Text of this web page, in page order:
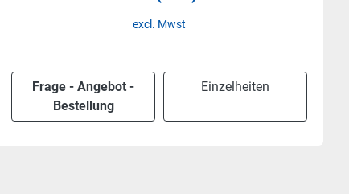
excl. Mwst
Frage - Angebot -
Bestellung
Einzelheiten